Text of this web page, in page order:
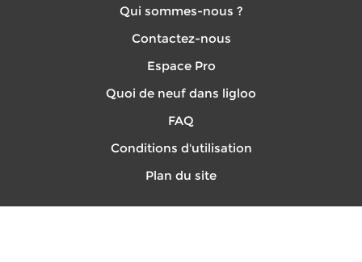
Qui sommes-nous ?
Contactez-nous
Espace Pro
Quoi de neuf dans ligloo
FAQ
Conditions d'utilisation
Plan du site